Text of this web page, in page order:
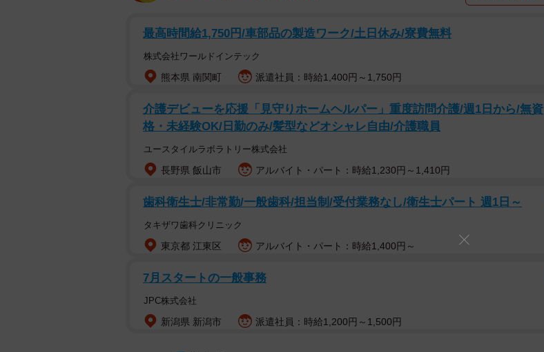
最高時間給1,750円/車部品の製造ワーク/土日休み/寮費無料
株式会社ワールドインテック
熊本県 南関町 派遣社員：時給1,400円～1,750円
介護デビューを応援「見守りホームヘルパー」重度訪問介護/週1日から/無資
格・未経験OK/日勤のみ/髪型などオシャレ自由/介護職員
ユースタイルラボラトリー株式会社
長野県 飯山市 アルバイト・パート：時給1,230円～1,410円
歯科衛生士/非常勤/一般歯科/担当制/受付業務なし/衛生士パート 週1日～
タキザワ歯科クリニック
東京都 江東区 アルバイト・パート：時給1,400円～
7月スタートの一般事務
JPC株式会社
新潟県 新潟市 派遣社員：時給1,200円～1,500円